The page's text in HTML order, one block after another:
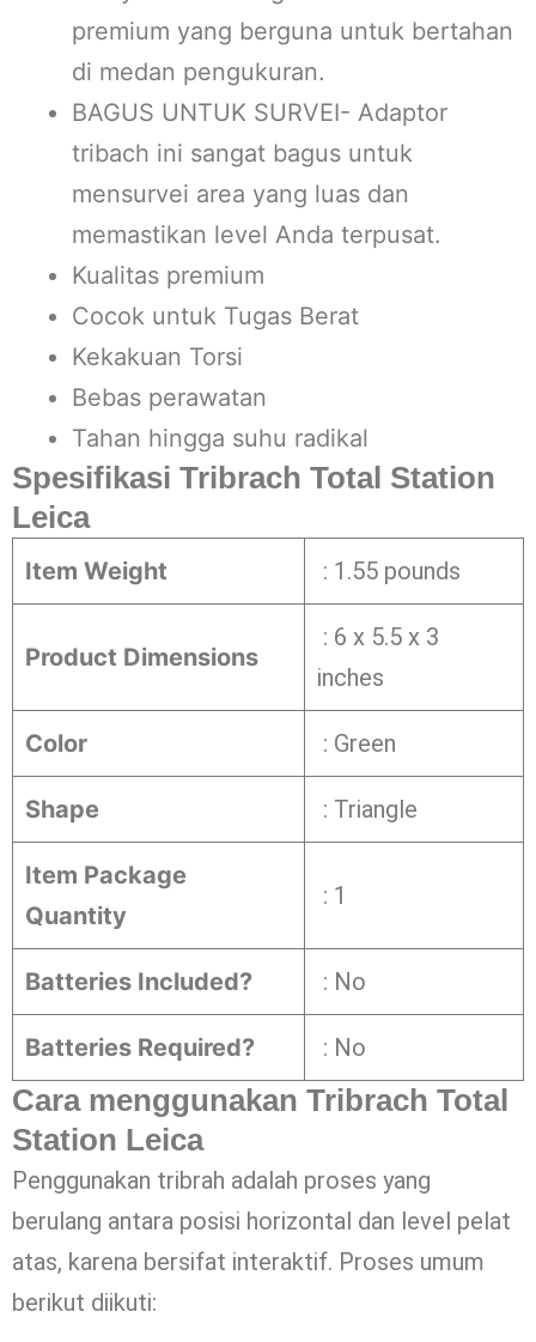
premium yang berguna untuk bertahan
di medan pengukuran.
BAGUS UNTUK SURVEI- Adaptor
tribach ini sangat bagus untuk
mensurvei area yang luas dan
memastikan level Anda terpusat.
Kualitas premium
Cocok untuk Tugas Berat
Kekakuan Torsi
Bebas perawatan
Tahan hingga suhu radikal
Spesifikasi Tribrach Total Station
Leica
Item Weight : ‎1.55 pounds
Product Dimensions
‎ : 6 x 5.5 x 3
inches
Color ‎ : Green
Shape ‎ : Triangle
Item Package
Quantity
‎ : 1
Batteries Included? ‎ : No
Batteries Required? ‎ : No
Cara menggunakan Tribrach Total
Station Leica
Penggunakan tribrah adalah proses yang
berulang antara posisi horizontal dan level pelat
atas, karena bersifat interaktif. Proses umum
berikut diikuti: